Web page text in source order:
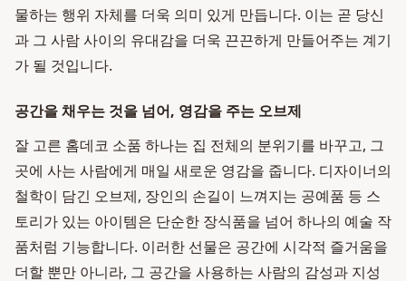
물하는 행위 자체를 더욱 의미 있게 만듭니다. 이는 곧 당신
과 그 사람 사이의 유대감을 더욱 끈끈하게 만들어주는 계기
가 될 것입니다.
공간을 채우는 것을 넘어, 영감을 주는 오브제
잘 고른 홈데코 소품 하나는 집 전체의 분위기를 바꾸고, 그
곳에 사는 사람에게 매일 새로운 영감을 줍니다. 디자이너의
철학이 담긴 오브제, 장인의 손길이 느껴지는 공예품 등 스
토리가 있는 아이템은 단순한 장식품을 넘어 하나의 예술 작
품처럼 기능합니다. 이러한 선물은 공간에 시각적 즐거움을
더할 뿐만 아니라, 그 공간을 사용하는 사람의 감성과 지성